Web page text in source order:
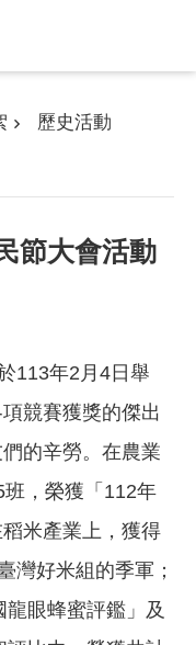
歷史活動
節大會活動
113年2月4日舉
競賽獲獎的傑出
的辛勞。在農業
，榮獲「112年
米產業上，獲得
灣好米組的季軍；
眼蜂蜜評鑑」及